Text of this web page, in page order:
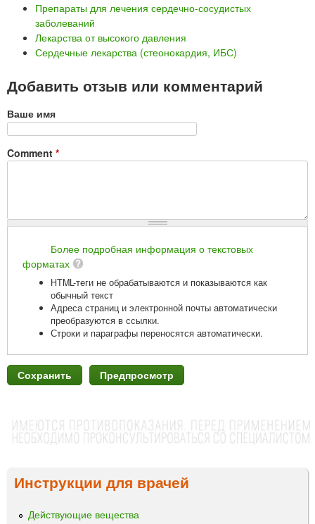
Препараты для лечения сердечно-сосудистых
заболеваний
Лекарства от высокого давления
Сердечные лекарства (стеонокардия, ИБС)
Добавить отзыв или комментарий
Ваше имя
Comment *
Более подробная информация о текстовых
форматах
HTML-теги не обрабатываются и показываются как
обычный текст
Адреса страниц и электронной почты автоматически
преобразуются в ссылки.
Строки и параграфы переносятся автоматически.
Инструкции для врачей
Действующие вещества